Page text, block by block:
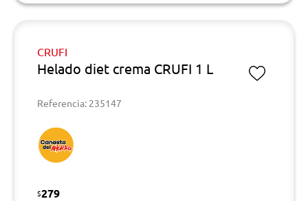
CRUFI
Helado diet crema CRUFI 1 L
Referencia: 235147
$279